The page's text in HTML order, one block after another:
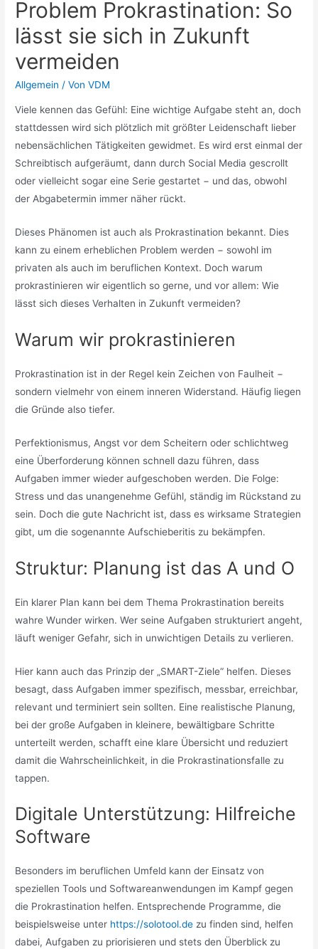
Problem Prokrastination: So
lässt sie sich in Zukunft
vermeiden
Allgemein / VonVDM
Viele kennen das Gefühl: Eine wichtige Aufgabe steht an, doch
stattdessen wird sich plötzlich mit größter Leidenschaft lieber
nebensächlichen Tätigkeiten gewidmet. Es wird erst einmal der
Schreibtisch aufgeräumt, dann durch Social Media gescrollt
oder vielleicht sogar eine Serie gestartet − und das, obwohl
der Abgabetermin immer näher rückt.
Dieses Phänomen ist auch als Prokrastination bekannt. Dies
kann zu einem erheblichen Problem werden − sowohl im
privaten als auch im beruflichen Kontext. Doch warum
prokrastinieren wir eigentlich so gerne, und vor allem: Wie
lässt sich dieses Verhalten in Zukunft vermeiden?
Warum wir prokrastinieren
Prokrastination ist in der Regel kein Zeichen von Faulheit −
sondern vielmehr von einem inneren Widerstand. Häufig liegen
die Gründe also tiefer.
Perfektionismus, Angst vor dem Scheitern oder schlichtweg
eine Überforderung können schnell dazu führen, dass
Aufgaben immer wieder aufgeschoben werden. Die Folge:
Stress und das unangenehme Gefühl, ständig im Rückstand zu
sein. Doch die gute Nachricht ist, dass es wirksame Strategien
gibt, um die sogenannte Aufschieberitis zu bekämpfen.
Struktur: Planung ist das A und O
Ein klarer Plan kann bei dem Thema Prokrastination bereits
wahre Wunder wirken. Wer seine Aufgaben strukturiert angeht,
läuft weniger Gefahr, sich in unwichtigen Details zu verlieren.
Hier kann auch das Prinzip der „SMART-Ziele“ helfen. Dieses
besagt, dass Aufgaben immer spezifisch, messbar, erreichbar,
relevant und terminiert sein sollten. Eine realistische Planung,
bei der große Aufgaben in kleinere, bewältigbare Schritte
unterteilt werden, schafft eine klare Übersicht und reduziert
damit die Wahrscheinlichkeit, in die Prokrastinationsfalle zu
tappen.
Digitale Unterstützung: Hilfreiche
Software
Besonders im beruflichen Umfeld kann der Einsatz von
speziellen Tools und Softwareanwendungen im Kampf gegen
die Prokrastination helfen. Entsprechende Programme, die
beispielsweise unter https://solotool.de zu finden sind, helfen
dabei, Aufgaben zu priorisieren und stets den Überblick zu